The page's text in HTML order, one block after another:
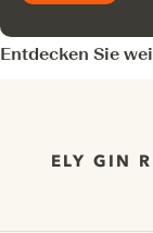
Entdecken Sie
ELY GIN